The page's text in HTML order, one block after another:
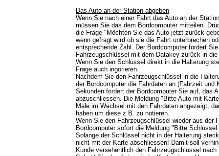
Das Auto an der Station abgeben
Wenn Sie nach einer Fahrt das Auto an der
müssen Sie das dem Bordcomputer mitteilen.
die Frage "Möchten Sie das Auto jetzt zurück
wenn gefragt wird ob sie die Fahrt unterbrechen
entsprechende Zahl. Der Bordcomputer fordert
Fahrzeugschlüssel mit dem Datakey zurück in
Wenn Sie den Schlüssel direkt in die Halterung
Frage auch ingorieren.
Nachdem Sie den Fahrzeugschlüssel in die
der Bordcomputer die Fahrdaten an (Fahrzeit und
Sekunden fordert der Bordcomputer Sie auf, das
abzuschliessen. Die Meldung "Bitte Auto mit
Male im Wechsel mit den Fahrdaten angezeigt,
haben um diese z.B. zu notieren.
Wenn Sie den Fahrzeugschlüssel wieder aus der
Bordcomputer sofort die Meldung "Bitte
Solange der Schlüssel nicht in der Halterung
nicht mit der Karte abschliessen! Damit soll
Kunde versehentlich den Fahrzeugschlüssel